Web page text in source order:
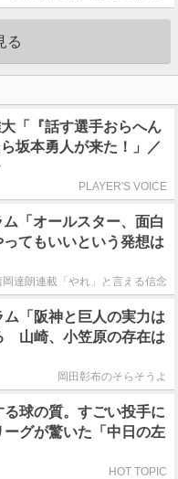
る
「『話す選手おらへん
坂本勇人が来た！」／
PLAYER'S VOICE
「オールスター、面白
てもいいという発想は
岡達朗連載「やれ」と言える信念
ム「阪神と巨人の実力は
山崎、小笠原の存在は
岡田彰布のそらそうよ
る球の質。すごい投手に
ーグが驚いた「中日の左
HOT TOPIC